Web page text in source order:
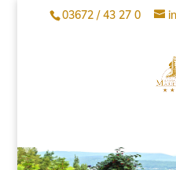
03672 / 43 27 0